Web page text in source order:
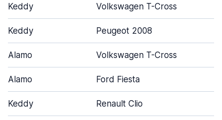
Keddy Volkswagen T-Cross
Keddy Peugeot 2008
Alamo Volkswagen T-Cross
Alamo Ford Fiesta
Keddy Renault Clio